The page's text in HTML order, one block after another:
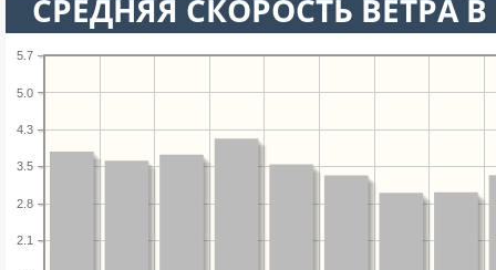
СРЕДНЯЯ СКОРОСТЬ ВЕТРА
2.1
2.8
3.5
4.3
5.0
5.7